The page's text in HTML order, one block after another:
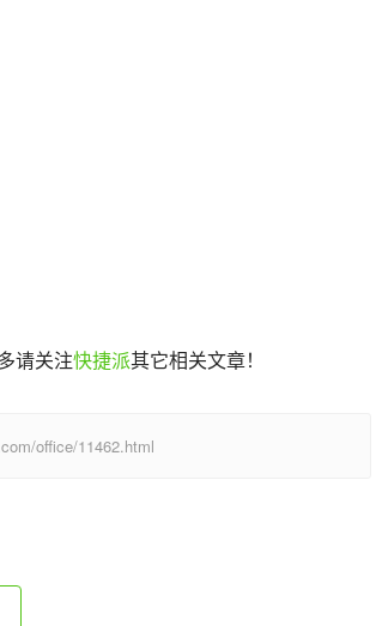
请关注快捷派其它相关文章！
office/11462.html